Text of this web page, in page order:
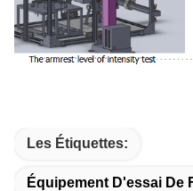
Les Étiquettes:
Équipement D'essai De